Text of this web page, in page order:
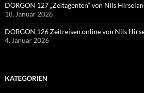
DORGON 127 „Zeitagenten“ von Nils
18. Januar 2026
DORGON 126 Zeitreisen online von Nils
4. Januar 2026
KATEGORIEN